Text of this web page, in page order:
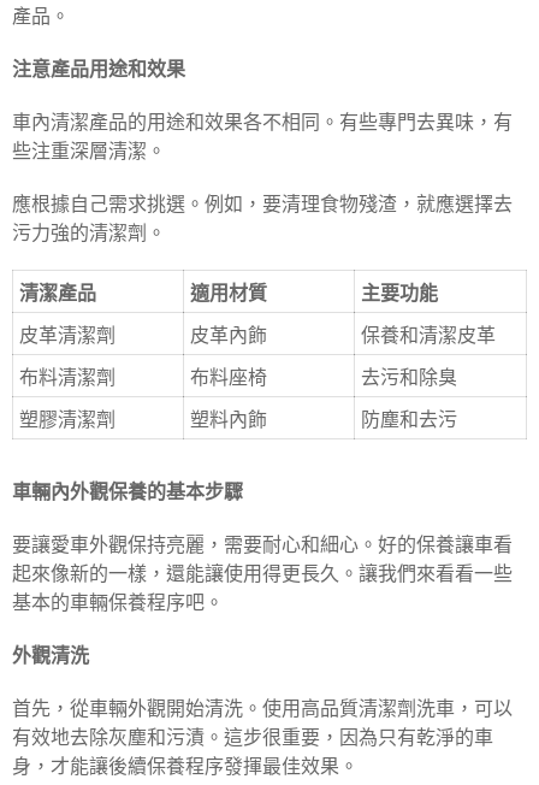
產品。
注意產品用途和效果
車內清潔產品的用途和效果各不相同。有些專門去異味，有
些注重深層清潔。
應根據自己需求挑選。例如，要清理食物殘渣，就應選擇去
污力強的清潔劑。
清潔產品 適用材質 主要功能
皮革清潔劑 皮革內飾 保養和清潔皮革
布料清潔劑 布料座椅 去污和除臭
塑膠清潔劑 塑料內飾 防塵和去污
車輛內外觀保養的基本步驟
要讓愛車外觀保持亮麗，需要耐心和細心。好的保養讓車看
起來像新的一樣，還能讓使用得更長久。讓我們來看看一些
基本的車輛保養程序吧。
外觀清洗
首先，從車輛外觀開始清洗。使用高品質清潔劑洗車，可以
有效地去除灰塵和污漬。這步很重要，因為只有乾淨的車
身，才能讓後續保養程序發揮最佳效果。